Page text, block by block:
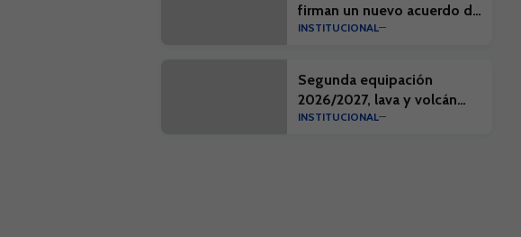
firman un nuevo acuerdo de
colaboración
INSTITUCIONAL
Segunda equipación
2026/2027, lava y volcán
que forja nuestra identidad
INSTITUCIONAL